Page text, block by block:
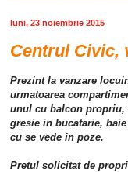
luni, 23 noiembrie 2015
Centrul Civic,
Prezint la vanzare
urmatoarea
unul cu balcon propriu,
gresie in bucatarie,
cu se vede in poze.
Pretul solicitat de